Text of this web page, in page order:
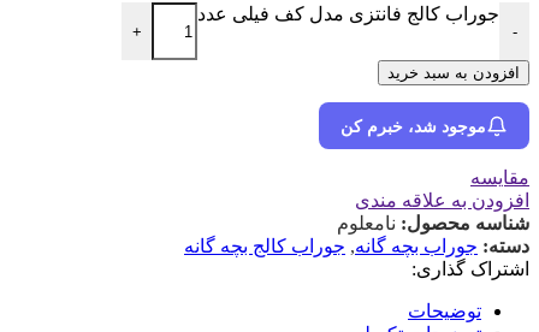
-
جوراب کالج فانتزی مدل کف فیلی عدد
+
افزودن به سبد خرید
موجود شد، خبرم کن
مقایسه
افزودن به علاقه مندی
شناسه محصول: نامعلوم
دسته: جوراب بچه گانه, جوراب کالج بچه گانه
اشتراک گذاری:
توضیحات